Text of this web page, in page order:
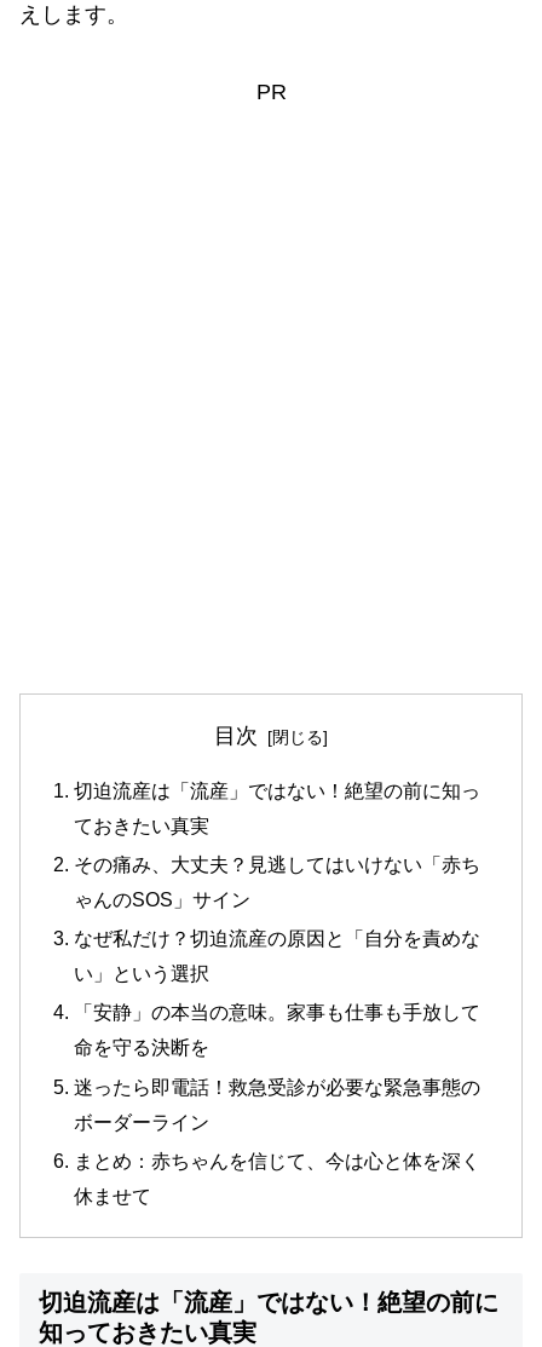
えします。
PR
目次
切迫流産は「流産」ではない！絶望の前に知っ
ておきたい真実
その痛み、大丈夫？見逃してはいけない「赤ち
ゃんのSOS」サイン
なぜ私だけ？切迫流産の原因と「自分を責めな
い」という選択
「安静」の本当の意味。家事も仕事も手放して
命を守る決断を
迷ったら即電話！救急受診が必要な緊急事態の
ボーダーライン
まとめ：赤ちゃんを信じて、今は心と体を深く
休ませて
切迫流産は「流産」ではない！絶望の前に
知っておきたい真実